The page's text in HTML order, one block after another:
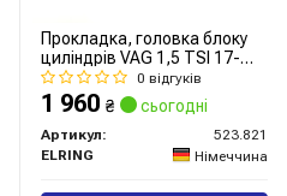
Прокладка, головка блоку
циліндрів VAG 1,5 TSI 17-
(вир-во Elring)0 відгуків
1 960 ₴ сьогодні
Артикул:
523.821
ELRING
Німеччина